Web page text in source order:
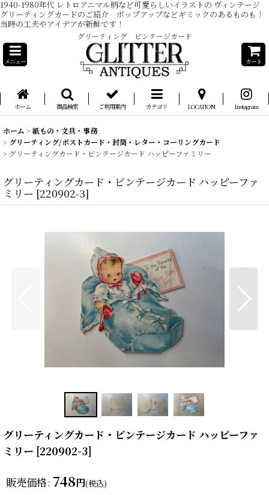
1940-1980年代 レトロアニマル柄など可愛らしいイラストの ヴィンテージ
グリーティングカードのご紹介 ポップアップなどギミックのあるものも！
当時の工夫やアイデアが新鮮です！
グリーティング ビンテージカード
メニュー カート
ホーム 商品検索 ご利用案内 カテゴリ LOCATION Instagram
ホーム > 紙もの・文具・事務
> グリーティング/ポストカード・封筒・レター・コーリングカード
> グリーティングカード・ビンテージカード ハッピーファミリー
グリーティングカード・ビンテージカード ハッピーファ
ミリー [220902-3]
グリーティングカード・ビンテージカード ハッピーファ
ミリー [220902-3]
販売価格: 748円(税込)